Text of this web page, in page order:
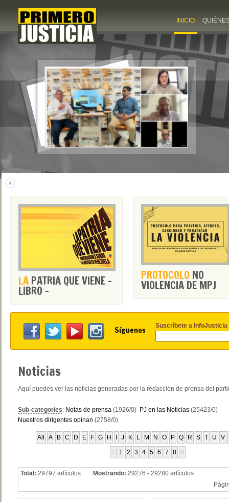
INICIO
LA PATRIA QUE VIENE -
LIBRO -
PROTOCOLO NO
VIOLENCIA DE MPJ
Síguenos Suscríbete a InfoJusticia
Noticias
Aquí puedes ver las noticias generadas por la redacción de prensa del
Sub-categories: Notas de prensa (1926/0) PJ en las Noticias (25423/0)
Nuestros dirigentes opinan (2758/0)
All A B C D E F G H J K L M N O P Q R S T U V
0 1 2 3 4 5 6 7 8 9
Total: 29797 artículos Mostrando: 29276 - 29280 artículos